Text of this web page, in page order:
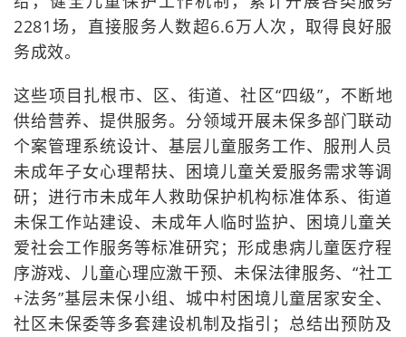
2281场，直接服务人数超6.6万人次，取得良好服
务成效。
这些项目扎根市、区、街道、社区“四级”，不断地
供给营养、提供服务。分领域开展未保多部门联动
个案管理系统设计、基层儿童服务工作、服刑人员
未成年子女心理帮扶、困境儿童关爱服务需求等调
研；进行市未成年人救助保护机构标准体系、街道
未保工作站建设、未成年人临时监护、困境儿童关
爱社会工作服务等标准研究；形成患病儿童医疗程
序游戏、儿童心理应激干预、未保法律服务、“社工
+法务”基层未保小组、城中村困境儿童居家安全、
社区未保委等多套建设机制及指引；总结出预防及